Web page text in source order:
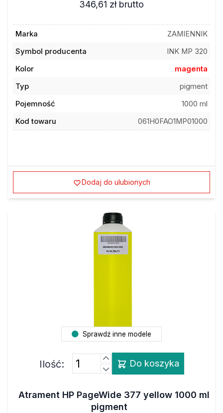
346,61 zł brutto
Marka
ZAMIENNIK
Symbol producenta
INK MP 320
Kolor
magenta
Typ
pigment
Pojemność
1000 ml
Kod towaru
061H0FAO1MP01000
Dodaj do ulubionych
Sprawdź inne modele
Ilość: Do koszyka
Atrament HP PageWide 377 yellow 1000 ml
pigment